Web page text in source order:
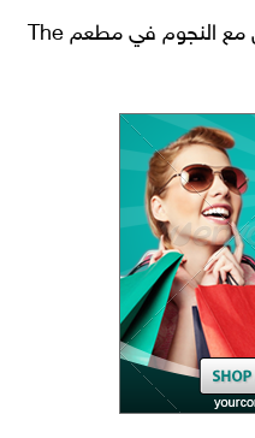
غداك في Gyros الشيخ زايد وكل مع النجوم في مطعم The